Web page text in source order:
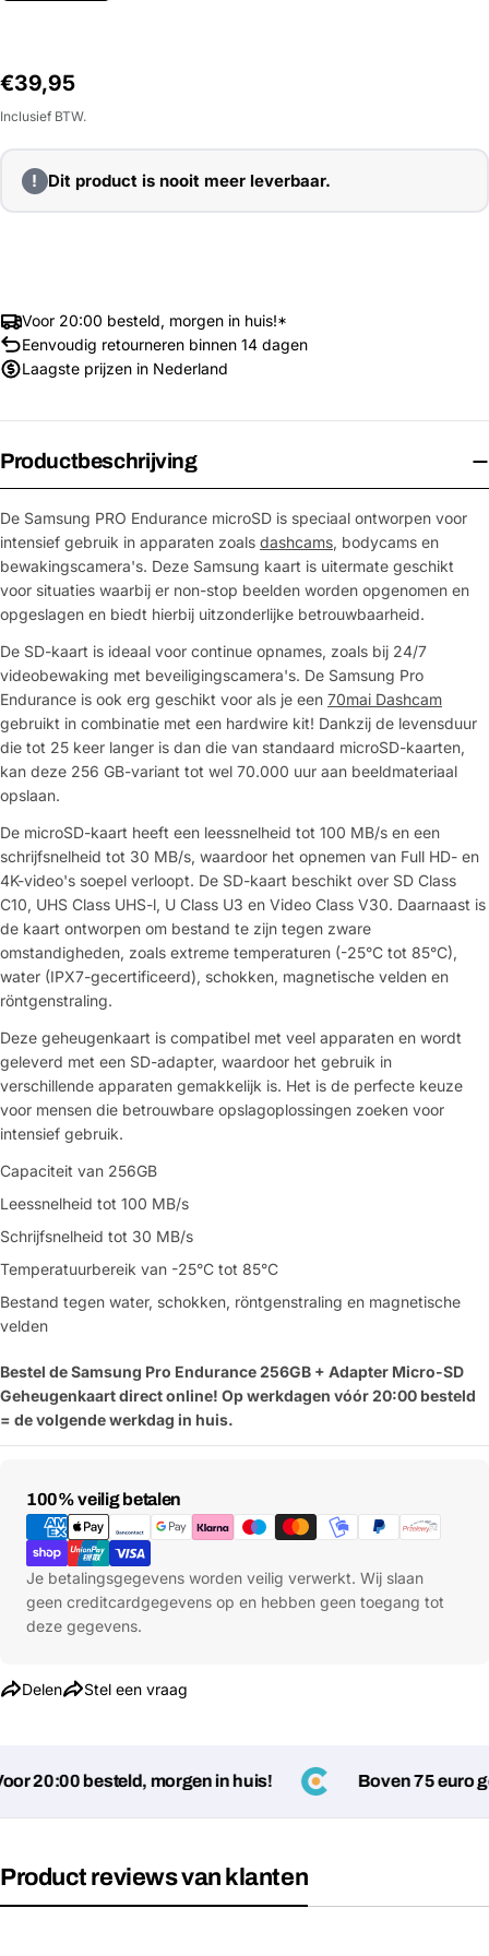
Normale
prijs
€39,95
Inclusief BTW.
! Dit product is nooit meer leverbaar.
Voor 20:00 besteld, morgen in huis!*
Eenvoudig retourneren binnen 14 dagen
Laagste prijzen in Nederland
Productbeschrijving
De Samsung PRO Endurance microSD is speciaal ontworpen voor
intensief gebruik in apparaten zoals dashcams, bodycams en
bewakingscamera's. Deze Samsung kaart is uitermate geschikt
voor situaties waarbij er non-stop beelden worden opgenomen en
opgeslagen en biedt hierbij uitzonderlijke betrouwbaarheid.
De SD-kaart is ideaal voor continue opnames, zoals bij 24/7
videobewaking met beveiligingscamera's. De Samsung Pro
Endurance is ook erg geschikt voor als je een 70mai Dashcam
gebruikt in combinatie met een hardwire kit! Dankzij de levensduur
die tot 25 keer langer is dan die van standaard microSD-kaarten,
kan deze 256 GB-variant tot wel 70.000 uur aan beeldmateriaal
opslaan.
De microSD-kaart heeft een leessnelheid tot 100 MB/s en een
schrijfsnelheid tot 30 MB/s, waardoor het opnemen van Full HD- en
4K-video's soepel verloopt. De SD-kaart beschikt over SD Class
C10, UHS Class UHS-l, U Class U3 en Video Class V30. Daarnaast is
de kaart ontworpen om bestand te zijn tegen zware
omstandigheden, zoals extreme temperaturen (-25°C tot 85°C),
water (IPX7-gecertificeerd), schokken, magnetische velden en
röntgenstraling.
Deze geheugenkaart is compatibel met veel apparaten en wordt
geleverd met een SD-adapter, waardoor het gebruik in
verschillende apparaten gemakkelijk is. Het is de perfecte keuze
voor mensen die betrouwbare opslagoplossingen zoeken voor
intensief gebruik.
Capaciteit van 256GB
Leessnelheid tot 100 MB/s
Schrijfsnelheid tot 30 MB/s
Temperatuurbereik van -25°C tot 85°C
Bestand tegen water, schokken, röntgenstraling en magnetische
velden
Bestel de Samsung Pro Endurance 256GB + Adapter Micro-SD
Geheugenkaart direct online! Op werkdagen vóór 20:00 besteld
= de volgende werkdag in huis.
100% veilig betalen
Betaalmethoden
Je betalingsgegevens worden veilig verwerkt. Wij slaan
geen creditcardgegevens op en hebben geen toegang tot
deze gegevens.
Delen Stel een vraag
20:00 besteld, morgen in huis! Boven 75 euro
Product reviews van klanten